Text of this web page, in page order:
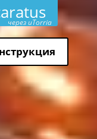
через uTorria